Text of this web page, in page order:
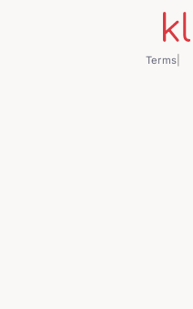
Terms